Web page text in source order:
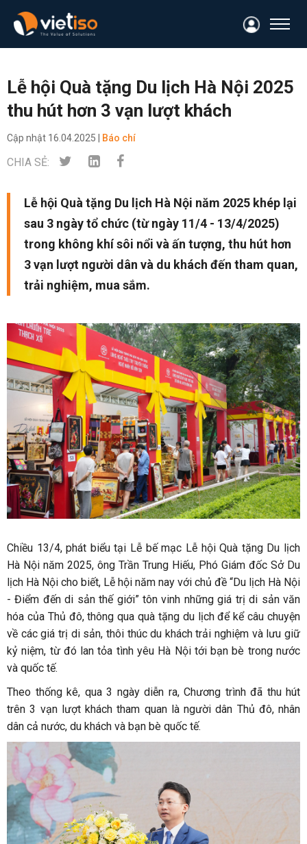
Lễ hội Quà tặng Du lịch Hà Nội 2025
thu hút hơn 3 vạn lượt khách
Cập nhật 16.04.2025 | Báo chí
CHIA SẺ:
Lễ hội Quà tặng Du lịch Hà Nội năm 2025 khép lại
sau 3 ngày tổ chức (từ ngày 11/4 - 13/4/2025)
trong không khí sôi nổi và ấn tượng, thu hút hơn
3 vạn lượt người dân và du khách đến tham quan,
trải nghiệm, mua sắm.
Chiều 13/4, phát biểu tại Lễ bế mạc Lễ hội Quà tặng Du lịch
Hà Nội năm 2025, ông Trần Trung Hiếu, Phó Giám đốc Sở Du
lịch Hà Nội cho biết, Lễ hội năm nay với chủ đề “Du lịch Hà Nội
- Điểm đến di sản thế giới” tôn vinh những giá trị di sản văn
hóa của Thủ đô, thông qua quà tặng du lịch để kể câu chuyện
về các giá trị di sản, thôi thúc du khách trải nghiệm và lưu giữ
kỷ niệm, từ đó lan tỏa tình yêu Hà Nội tới bạn bè trong nước
và quốc tế.
Theo thống kê, qua 3 ngày diễn ra, Chương trình đã thu hút
trên 3 vạn lượt khách tham quan là người dân Thủ đô, nhân
dân cả nước, du khách và bạn bè quốc tế.